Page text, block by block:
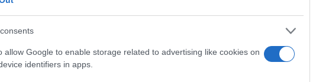
allow Google to enable storage related to advertising like cookies on
identifiers in apps.
- 14:37